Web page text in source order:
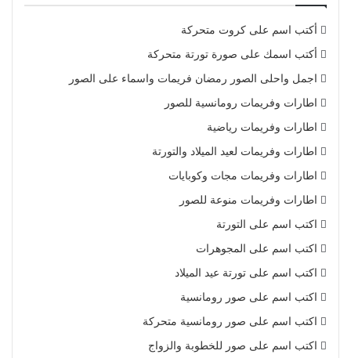
أكتب اسم على كروت متحركة
أكتب اسمك على صورة تورتة متحركة
اجمل واحلى الصور رمضان فريمات واسماء على الصور
اطارات وفريمات رومانسية للصور
اطارات وفريمات رياضية
اطارات وفريمات لعيد الميلاد والتورتة
اطارات وفريمات مجات وكوبايات
اطارات وفريمات منوعة للصور
اكتب اسم على التورتة
اكتب اسم على المجوهرات
اكتب اسم على تورتة عيد الميلاد
اكتب اسم على صور رومانسية
اكتب اسم على صور رومانسية متحركة
اكتب اسم على صور للخطوبة والزواج